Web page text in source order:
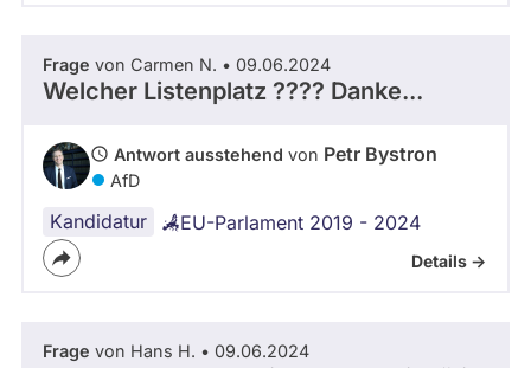
Frage von Carmen N. • 09.06.2024
Welcher Listenplatz ???? Danke...
Antwort ausstehend von Petr Bystron
AfD
Kandidatur EU-Parlament 2019 - 2024
Details ->
Frage von Hans H. • 09.06.2024